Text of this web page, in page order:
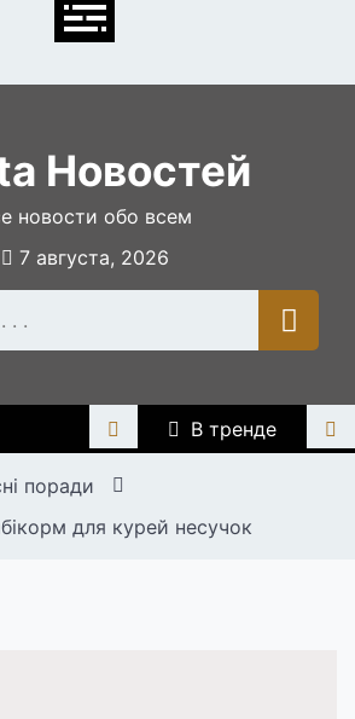
Новостей
новости обо всем
7 августа, 2026
В тренде
поради
для курей несучок